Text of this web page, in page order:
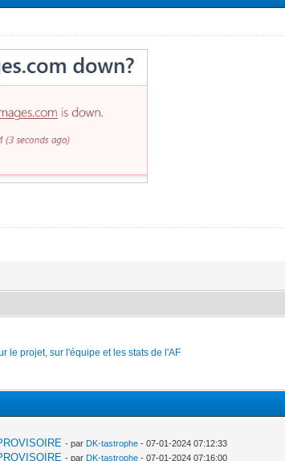
le projet, sur l'équipe et les stats de l'AF
- par DK-tastrophe - 07-01-2024 07:12:33
- par DK-tastrophe - 07-01-2024 07:16:00